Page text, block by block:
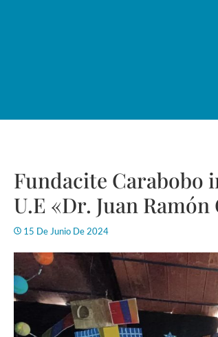
Fundacite Carabobo
U.E «Dr. Juan Ramón
15 De Junio De 2024